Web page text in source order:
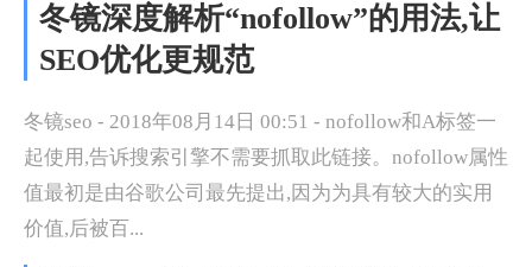
冬镜深度解析“nofollow”的用法,让
SEO优化更规范
冬镜seo - 2018年08月14日 00:51 - nofollow和A标签一
起使用,告诉搜索引擎不需要抓取此链接。nofollow属性
值最初是由谷歌公司最先提出,因为为具有较大的实用
价值,后被百...